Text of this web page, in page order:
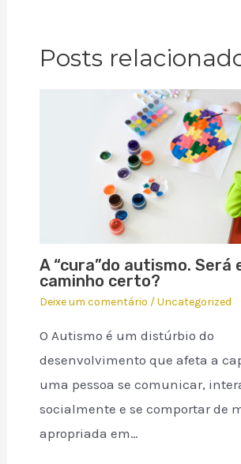
Posts
A “cura”do autismo. Será
caminho certo?
Deixe um comentário /Uncategorized
O Autismo é um distúrbio do
desenvolvimento que afeta a
uma pessoa se comunicar,
socialmente e se comportar de
apropriada em…